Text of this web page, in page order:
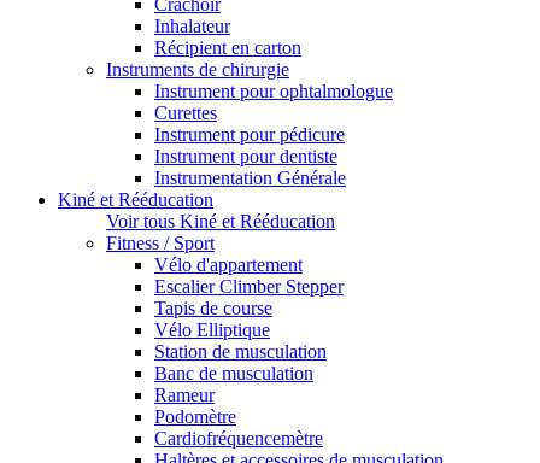
Crachoir
Inhalateur
Récipient en carton
Instruments de chirurgie
Instrument pour ophtalmologue
Curettes
Instrument pour pédicure
Instrument pour dentiste
Instrumentation Générale
Kiné et Rééducation
Voir tous Kiné et Rééducation
Fitness / Sport
Vélo d'appartement
Escalier Climber Stepper
Tapis de course
Vélo Elliptique
Station de musculation
Banc de musculation
Rameur
Podomètre
Cardiofréquencemètre